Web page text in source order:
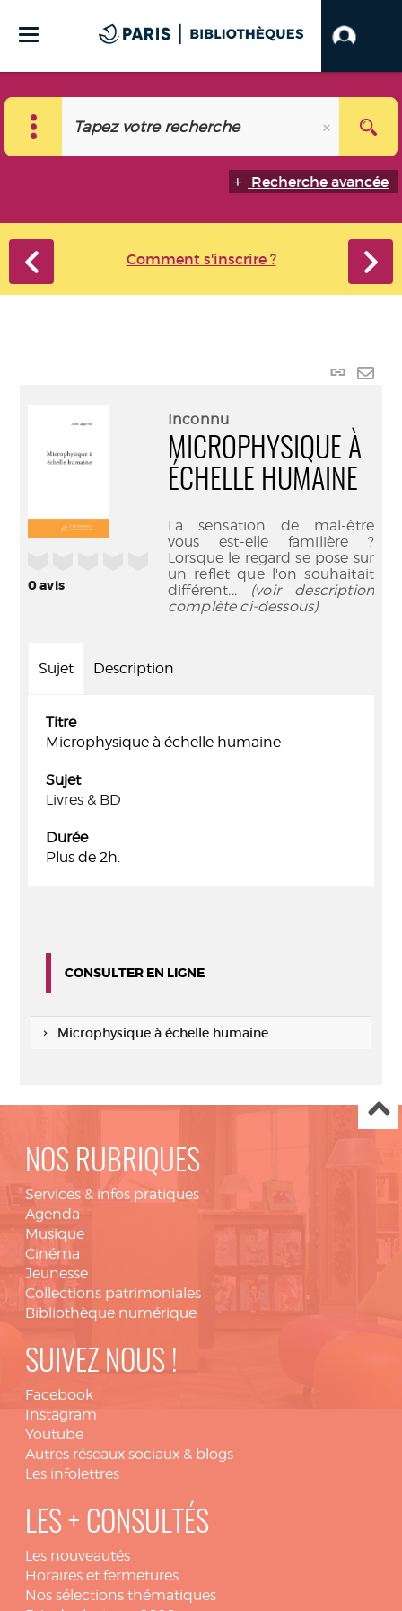
Recherche avancée
Comment s'inscrire ?
Lien
0avis
Inconnu
MICROPHYSIQUE À
ÉCHELLE HUMAINE
La sensation de mal-être
vous est-elle familière ?
Lorsque le regard se pose sur
un reflet que l'on souhaitait
différent... (voir description
complète ci-dessous)
Sujet Description
Titre
Microphysique à échelle humaine
Sujet
Livres & BD
Durée
Plus de 2h.
CONSULTER EN LIGNE
Microphysique à échelle humaine
NOS RUBRIQUES
Services & infos pratiques
Agenda
Musique
Cinéma
Jeunesse
Collections patrimoniales
Bibliothèque numérique
SUIVEZ NOUS !
Facebook
Instagram
Youtube
Autres réseaux sociaux & blogs
Les infolettres
LES + CONSULTÉS
Les nouveautés
Horaires et fermetures
Nos sélections thématiques